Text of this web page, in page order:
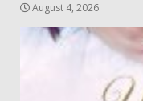
August 4, 2026